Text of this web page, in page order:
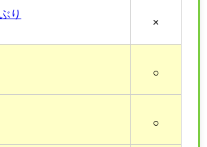
り
×
○
○